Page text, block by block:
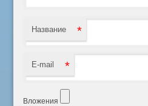
Название *
E-mail *
Вложения